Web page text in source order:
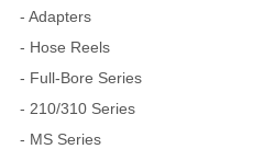
- Adapters
- Hose Reels
- Full-Bore Series
- 210/310 Series
- MS Series